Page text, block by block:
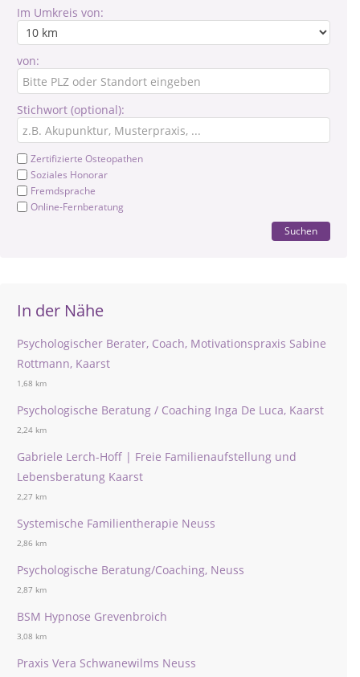
Im Umkreis von:
von:
Stichwort (optional):
Zertifizierte Osteopathen
Soziales Honorar
Fremdsprache
Online-Fernberatung
Suchen
In der Nähe
Psychologischer Berater, Coach, Motivationspraxis Sabine
Rottmann, Kaarst
1,68 km
Psychologische Beratung / Coaching Inga De Luca, Kaarst
2,24 km
Gabriele Lerch-Hoff | Freie Familienaufstellung und
Lebensberatung Kaarst
2,27 km
Systemische Familientherapie Neuss
2,86 km
Psychologische Beratung/Coaching, Neuss
2,87 km
BSM Hypnose Grevenbroich
3,08 km
Praxis Vera Schwanewilms Neuss